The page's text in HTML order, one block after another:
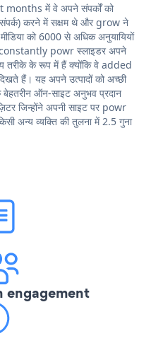
months में वे अपने संपर्कों को
करने में सक्षम थे और grow ने
को 6000 से अधिक अनुयायियों
constantly powr स्लाइडर अपने
तरीके के रूप में हैं क्योंकि वे added
हैं। यह अपने उत्पादों को अच्छी
बेहतरीन ऑन-साइट अनुभव प्रदान
जिन्होंने अपनी साइट पर powr
अन्य व्यक्ति की तुलना में 2.5 गुना
engagement